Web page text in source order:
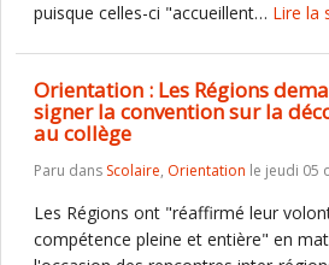
puisque celles-ci "accueillent… Lire la
Orientation : Les Régions
signer la convention sur la
au collège
Paru dans Scolaire, Orientation le jeudi 05
Les Régions ont "réaffirmé leur
compétence pleine et entière" en